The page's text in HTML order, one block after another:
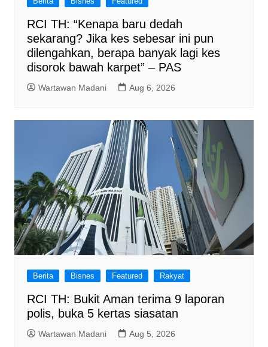
RCI TH: “Kenapa baru dedah
sekarang? Jika kes sebesar ini pun
dilengahkan, berapa banyak lagi kes
disorok bawah karpet” – PAS
Wartawan Madani Aug 6, 2026
Berita Bisnes Featured Rakyat
RCI TH: Bukit Aman terima 9 laporan
polis, buka 5 kertas siasatan
Wartawan Madani Aug 5, 2026